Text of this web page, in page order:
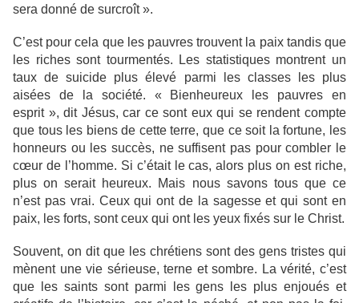
sera donné de surcroît ».
C’est pour cela que les pauvres trouvent la paix tandis que
les riches sont tourmentés. Les statistiques montrent un
taux de suicide plus élevé parmi les classes les plus
aisées de la société. « Bienheureux les pauvres en
esprit », dit Jésus, car ce sont eux qui se rendent compte
que tous les biens de cette terre, que ce soit la fortune, les
honneurs ou les succès, ne suffisent pas pour combler le
cœur de l’homme. Si c’était le cas, alors plus on est riche,
plus on serait heureux. Mais nous savons tous que ce
n’est pas vrai. Ceux qui ont de la sagesse et qui sont en
paix, les forts, sont ceux qui ont les yeux fixés sur le Christ.
Souvent, on dit que les chrétiens sont des gens tristes qui
mènent une vie sérieuse, terne et sombre. La vérité, c’est
que les saints sont parmi les gens les plus enjoués et